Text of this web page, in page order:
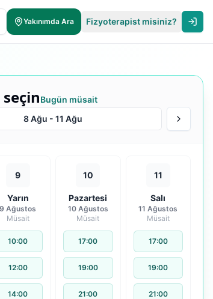
Yakınımda Ara Fizyoterapist misiniz?
Bugün müsait
8 Ağu - 11 Ağu
9
Yarın
9 Ağustos
Müsait
10:00
12:00
14:00
10
Pazartesi
10 Ağustos
Müsait
17:00
19:00
21:00
11
Salı
11 Ağustos
Müsait
17:00
19:00
21:00